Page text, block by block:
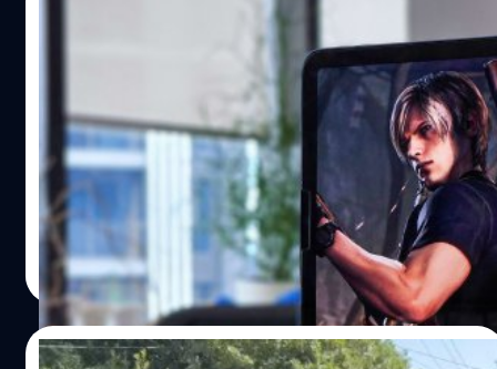
ทำไม iPad Pro รุ่นใหม่ อาจจะกลายเป็นหนึ่งใน
Portable Console สำหรับเล่นเกม ที่ดีที่สุด
iPhone 15 Series ที่เปิดตัวมาพร้อมกับชิป Apple Silicon A17
Pro มีประสิทธิภาพระดับที่ Apple เรียกว่า GPU Pro Class
สามารถรันเกมระดับ Console ได้ แถมยังมีเทคโนโลยี Ray
Tracing Accelerator ช่วยเรนเดอร์กราฟิกแบบ Ray Tracing
ซึ่งเป็นเทคโนโลยีการแสดงผลของเกม Next Gen สมัยนี้
ทั้งหมดทั้งมวลนี้อัดแน่นอยู่ในมือถือหนึ่งเครื่อง
ชาคริต ทองสัมฤทธิ์ | 1059 days ago
Read More
17/08/2023